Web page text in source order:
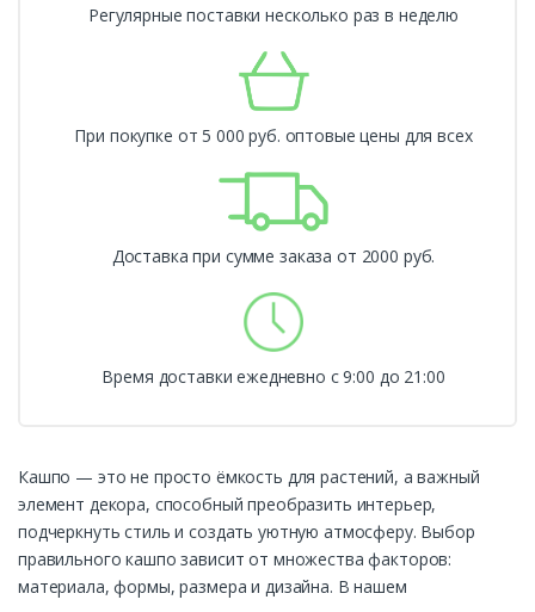
Регулярные поставки несколько раз в неделю
При покупке от 5 000 руб. оптовые цены для всех
Доставка при сумме заказа от 2000 руб.
Время доставки ежедневно с 9:00 до 21:00
Кашпо — это не просто ёмкость для растений, а важный
элемент декора, способный преобразить интерьер,
подчеркнуть стиль и создать уютную атмосферу. Выбор
правильного кашпо зависит от множества факторов:
материала, формы, размера и дизайна. В нашем